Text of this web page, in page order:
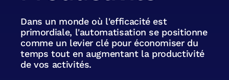
Dans un monde où l'efficacité est
primordiale, l'automatisation se positionne
comme un levier clé pour économiser du
temps tout en augmentant la productivité
de vos activités.